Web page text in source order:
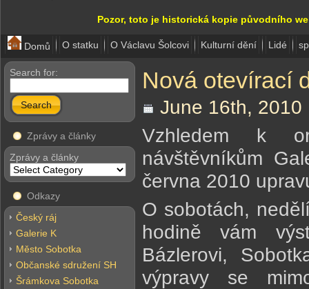
Pozor, toto je historická kopie původního
Domů O statku O Václavu Šolcovi Kulturní dění Lidé
Search for:
Search
Zprávy a články
Zprávy a články
Odkazy
Český ráj
Galerie K
Město Sobotka
Občanské sdružení SH
Šrámkova Sobotka
Nová otevírací
June 16th,
Vzhledem k
návštěvníkům
června 2010
O sobotách,
hodině vám
Bázlerovi,
výpravy se